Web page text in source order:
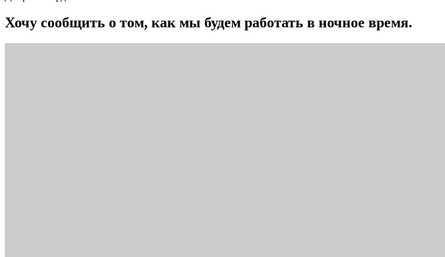
Хочу сообщить о том, как мы будем работать в ночное время.